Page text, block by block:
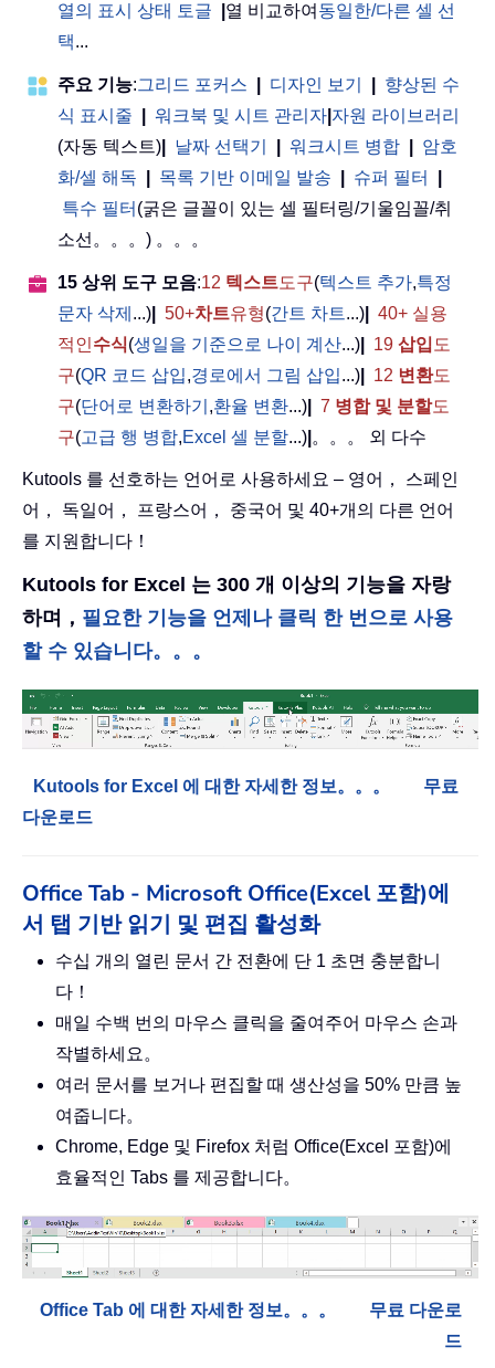
열의 표시 상태 토글
열 비교하여 동일한/다른 셀 선
택...
주요 기능:그리드 포커스 디자인 보기
향상된 수
식 표시줄
워크북 및 시트 관리자 자원 라이브러리
(자동 텍스트)
날짜 선택기 워크시트 병합
암호
화/셀 해독
목록 기반 이메일 발송 슈퍼 필터
특수 필터 (굵은 글꼴이 있는 셀 필터링/기울임꼴/취
소선。。。) 。。。
15 상위 도구 모음:12 텍스트도구(텍스트 추가,특정
문자 삭제 ...) 50+차트유형(간트 차트...)
40+ 실용
적인수식(생일을 기준으로 나이 계산...) 19 삽입 도
구(QR 코드 삽입,경로에서 그림 삽입...) 12 변환도
구(단어로 변환하기 ,환율 변환...) 7 병합 및 분할도
구(고급 행 병합,Excel 셀 분할...) 。。。 외 다수
Kutools 를 선호하는 언어로 사용하세요 – 영어， 스페인
어， 독일어， 프랑스어， 중국어 및 40+개의 다른 언어
를 지원합니다！
Kutools for Excel 는 300 개 이상의 기능을 자랑
하며， 필요한 기능을 언제나 클릭 한 번으로 사용
할 수 있습니다。。。
Kutools for Excel 에 대한 자세한 정보。。。
무료
다운로드
Office Tab - Microsoft Office(Excel 포함)에
서 탭 기반 읽기 및 편집 활성화
수십 개의 열린 문서 간 전환에 단 1 초면 충분합니
다！
매일 수백 번의 마우스 클릭을 줄여주어 마우스 손과
작별하세요。
여러 문서를 보거나 편집할 때 생산성을 50% 만큼 높
여줍니다。
Chrome, Edge 및 Firefox 처럼 Office(Excel 포함)에
효율적인 Tabs 를 제공합니다。
Office Tab 에 대한 자세한 정보。。。
무료 다운로
드